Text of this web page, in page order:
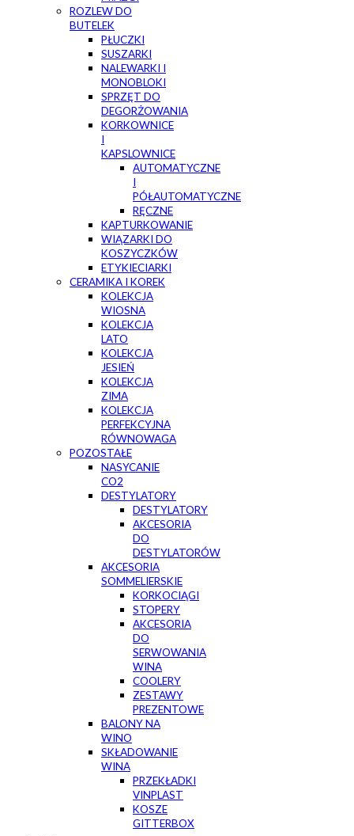
ROZLEW DO
BUTELEK
PŁUCZKI
SUSZARKI
NALEWARKI I
MONOBLOKI
SPRZĘT DO
DEGORŻOWANIA
KORKOWNICE
I
KAPSLOWNICE
AUTOMATYCZNE
I
PÓŁAUTOMATYCZNE
RĘCZNE
KAPTURKOWANIE
WIĄZARKI DO
KOSZYCZKÓW
ETYKIECIARKI
CERAMIKA I KOREK
KOLEKCJA
WIOSNA
KOLEKCJA
LATO
KOLEKCJA
JESIEŃ
KOLEKCJA
ZIMA
KOLEKCJA
PERFEKCYJNA
RÓWNOWAGA
POZOSTAŁE
NASYCANIE
CO2
DESTYLATORY
DESTYLATORY
AKCESORIA
DO
DESTYLATORÓW
AKCESORIA
SOMMELIERSKIE
KORKOCIĄGI
STOPERY
AKCESORIA
DO
SERWOWANIA
WINA
COOLERY
ZESTAWY
PREZENTOWE
BALONY NA
WINO
SKŁADOWANIE
WINA
PRZEKŁADKI
VINPLAST
KOSZE
GITTERBOX